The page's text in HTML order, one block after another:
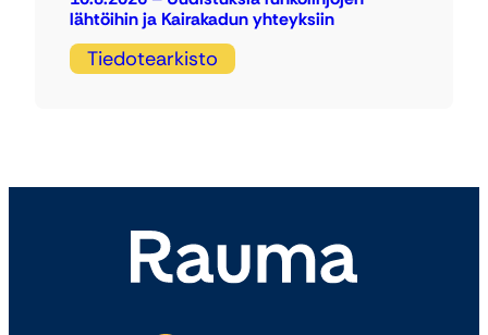
lähtöihin ja Kairakadun yhteyksiin
Tiedotearkisto